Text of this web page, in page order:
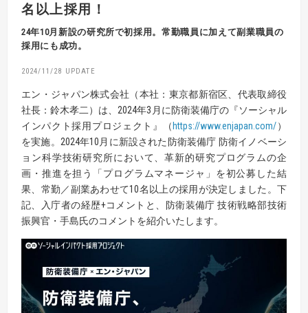
名以上採用！
24年10月新設の研究所で初採用。常勤職員に加えて副業職員の
採用にも成功。
2024/11/28
エン・ジャパン株式会社（本社：東京都新宿区、代表取締役
社長：鈴木孝二）は、2024年3月に防衛装備庁の『ソーシャル
インパクト採用プロジェクト』（https://www.enjapan.com/）
を実施。2024年10月に新設された防衛装備庁 防衛イノベーシ
ョン科学技術研究所において、革新的研究プログラムの企
画・推進を担う「プログラムマネージャ」を初公募した結
果、常勤／副業あわせて10名以上の採用が決定しました。下
記、入庁者の経歴+コメントと、防衛装備庁 技術戦略部技術
振興官・手島氏のコメントを紹介いたします。